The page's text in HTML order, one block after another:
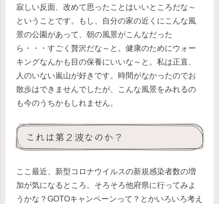
寂しい反面、改めて思ったことはいいところだな～
ということです。もし、自分の家の近くにこんな風
景の公園があって、朝の風景がこんなだった
ら・・・すごく贅沢だな～と。健康のためにウォー
キングなんかも目の保養にいいな～と。私は正直、
人のいない嵐山が好きです。時間がなかったのでお
散歩はできませんでしたが、こんな風景をみれるの
も今のうちかもしれません。
これは第２波なのか？
ここ最近、新型コロナウイルスの新規感染者数の増
加が気になるところ。そろそろ他府県に行ってみよ
うかな？GOTOキャンペーンって？とかいろいろ考え